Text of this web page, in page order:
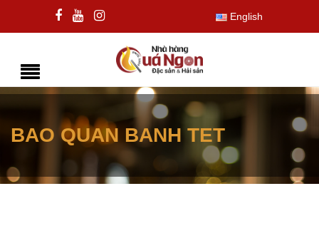
English
BAO QUAN BANH TET